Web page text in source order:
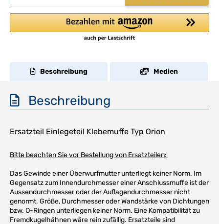
Beschreibung Medien
Beschreibung
Ersatzteil Einlegeteil Klebemuffe Typ Orion
Bitte beachten Sie vor Bestellung von Ersatzteilen:
Das Gewinde einer Überwurfmutter unterliegt keiner Norm. Im
Gegensatz zum Innendurchmesser einer Anschlussmuffe ist der
Aussendurchmesser oder der Auflagendurchmesser nicht
genormt. Größe, Durchmesser oder Wandstärke von Dichtungen
bzw. O-Ringen unterliegen keiner Norm. Eine Kompatibilität zu
Fremdkugelhähnen wäre rein zufällig. Ersatzteile sind